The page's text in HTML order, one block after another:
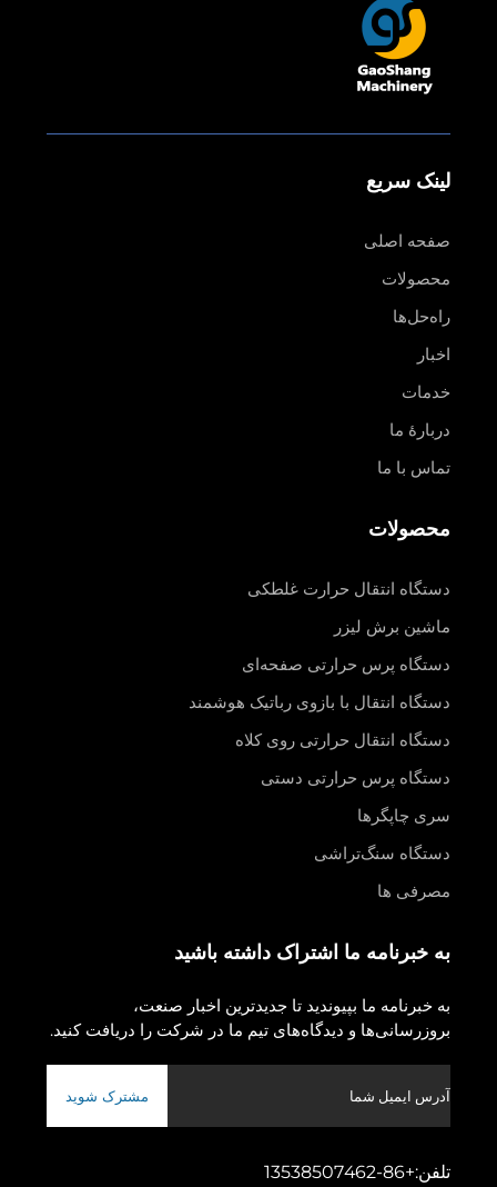
لینک سریع
صفحه اصلی
محصولات
راه‌حل‌ها
اخبار
خدمات
دربارهٔ ما
تماس با ما
محصولات
دستگاه انتقال حرارت غلطکی
ماشین برش لیزر
دستگاه پرس حرارتی صفحه‌ای
دستگاه انتقال با بازوی رباتیک هوشمند
دستگاه انتقال حرارتی روی کلاه
دستگاه پرس حرارتی دستی
سری چاپگرها
دستگاه سنگ‌تراشی
مصرفی ها
به خبرنامه ما اشتراک داشته باشید
به خبرنامه ما بپیوندید تا جدیدترین اخبار صنعت،
بروزرسانی‌ها و دیدگاه‌های تیم ما در شرکت را دریافت کنید.
مشترک شوید
تلفن:+86-13538507462